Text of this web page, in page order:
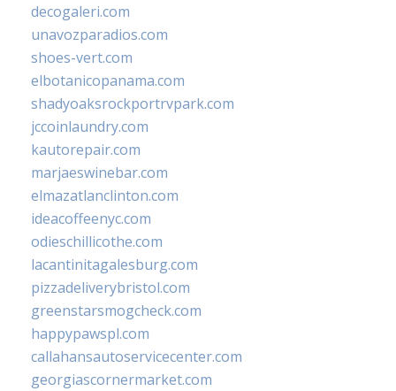
decogaleri.com
unavozparadios.com
shoes-vert.com
elbotanicopanama.com
shadyoaksrockportrvpark.com
jccoinlaundry.com
kautorepair.com
marjaeswinebar.com
elmazatlanclinton.com
ideacoffeenyc.com
odieschillicothe.com
lacantinitagalesburg.com
pizzadeliverybristol.com
greenstarsmogcheck.com
happypawspl.com
callahansautoservicecenter.com
georgiascornermarket.com